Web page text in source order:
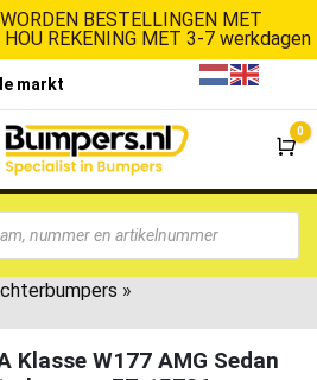
BESTELLINGEN MET
HOU REKENING MET 3-7 werkdagen
markt
0
»
Klasse W177 AMG Sedan